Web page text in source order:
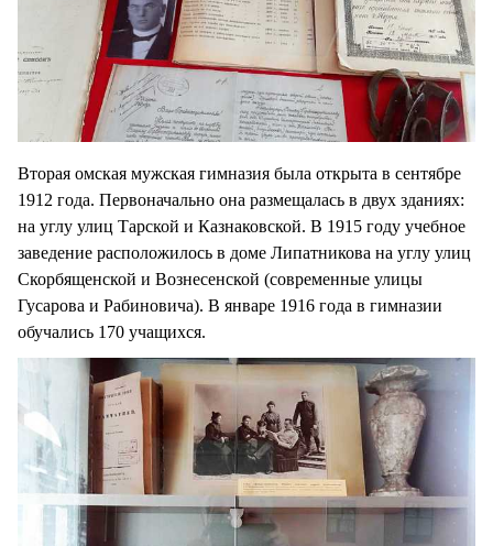
Вторая омская мужская гимназия была открыта в сентябре
1912 года. Первоначально она размещалась в двух зданиях:
на углу улиц Тарской и Казнаковской. В 1915 году учебное
заведение расположилось в доме Липатникова на углу улиц
Скорбященской и Вознесенской (современные улицы
Гусарова и Рабиновича). В январе 1916 года в гимназии
обучались 170 учащихся.